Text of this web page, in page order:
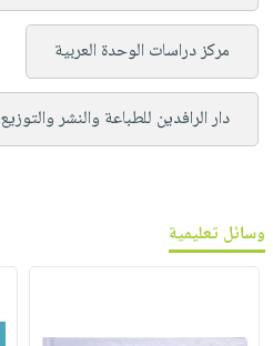
مركز دراسات الوحدة العربية
دار الرافدين للطباعة والنشر والتوزيع
وسائل تعليمية